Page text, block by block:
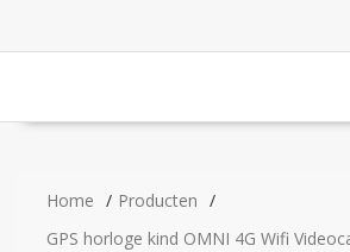
Home
Producten
GPS horloge kind OMNI 4G Wifi